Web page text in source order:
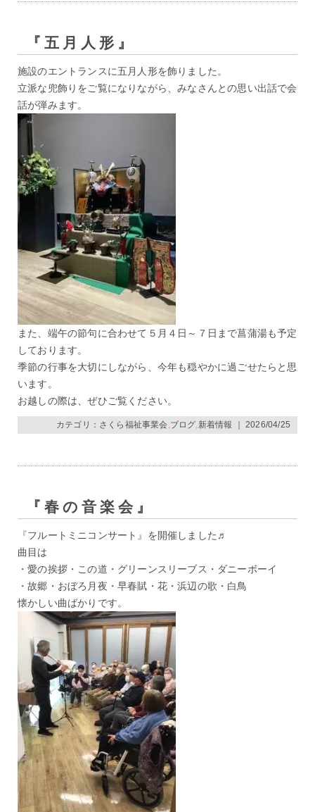
『五月人形』
施設のエントランスに五月人形を飾りました。
立派な兜飾りをご覧になりながら、みなさんとの思い出話で会
話が弾みます。
また、端午の節句に合わせて５月４日～７日まで菖蒲湯も予定
しております。
季節の行事を大切にしながら、今年も穏やかに過ごせたらと思
います。
お越しの際は、ぜひご覧ください。
カテゴリ： さくら福祉事業会,ブログ,新着情報 ｜ 2026/04/25
『春の音楽会』
『フルートミニコンサート』を開催しました♬
曲目は
・愛の挨拶・この道・グリーンスリーブス・ダニーボーイ
・故郷・おぼろ月夜・早春賦・花・浜辺の歌・白鳥
懐かしい曲ばかりです。